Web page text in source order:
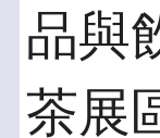
品與
茶展